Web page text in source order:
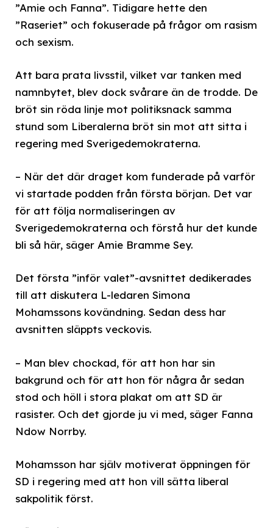
”Amie och Fanna”. Tidigare hette den
”Raseriet” och fokuserade på frågor om rasism
och sexism.
Att bara prata livsstil, vilket var tanken med
namnbytet, blev dock svårare än de trodde. De
bröt sin röda linje mot politiksnack samma
stund som Liberalerna bröt sin mot att sitta i
regering med Sverigedemokraterna.
– När det där draget kom funderade på varför
vi startade podden från första början. Det var
för att följa normaliseringen av
Sverigedemokraterna och förstå hur det kunde
bli så här, säger Amie Bramme Sey.
Det första ”inför valet”-avsnittet dedikerades
till att diskutera L-ledaren Simona
Mohamssons kovändning. Sedan dess har
avsnitten släppts veckovis.
– Man blev chockad, för att hon har sin
bakgrund och för att hon för några år sedan
stod och höll i stora plakat om att SD är
rasister. Och det gjorde ju vi med, säger Fanna
Ndow Norrby.
Mohamsson har själv motiverat öppningen för
SD i regering med att hon vill sätta liberal
sakpolitik först.